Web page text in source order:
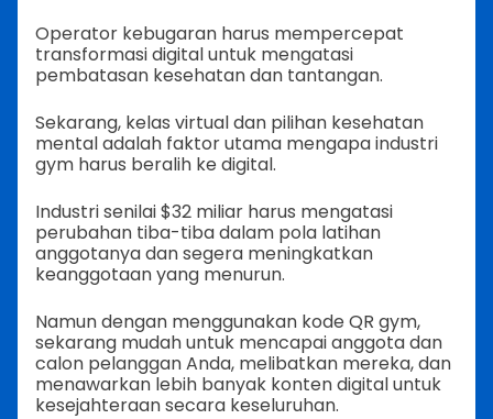
Operator kebugaran harus mempercepat
transformasi digital untuk mengatasi
pembatasan kesehatan dan tantangan.
Sekarang, kelas virtual dan pilihan kesehatan
mental adalah faktor utama mengapa industri
gym harus beralih ke digital.
Industri senilai $32 miliar harus mengatasi
perubahan tiba-tiba dalam pola latihan
anggotanya dan segera meningkatkan
keanggotaan yang menurun.
Namun dengan menggunakan kode QR gym,
sekarang mudah untuk mencapai anggota dan
calon pelanggan Anda, melibatkan mereka, dan
menawarkan lebih banyak konten digital untuk
kesejahteraan secara keseluruhan.